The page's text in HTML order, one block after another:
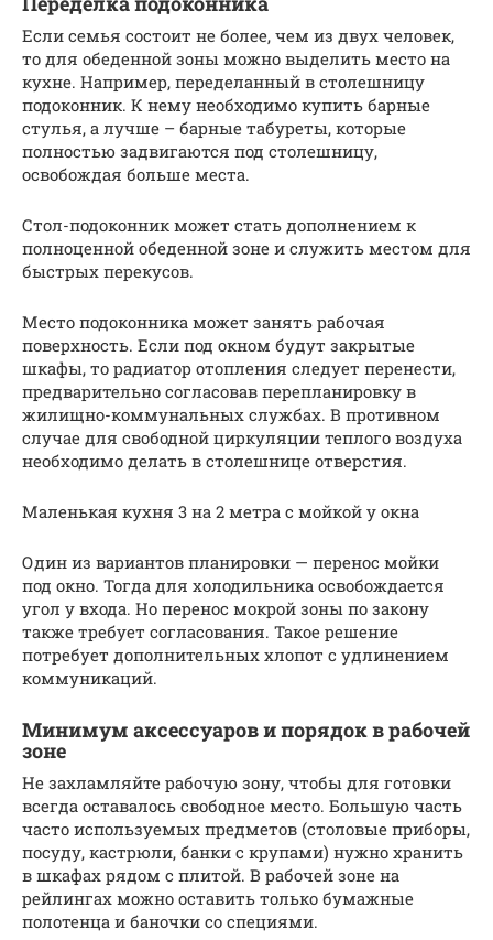
Если семья состоит не более, чем из двух человек,
то для обеденной зоны можно выделить место на
кухне. Например, переделанный в столешницу
подоконник. К нему необходимо купить барные
стулья, а лучше – барные табуреты, которые
полностью задвигаются под столешницу,
освобождая больше места.
Стол-подоконник может стать дополнением к
полноценной обеденной зоне и служить местом для
быстрых перекусов.
Место подоконника может занять рабочая
поверхность. Если под окном будут закрытые
шкафы, то радиатор отопления следует перенести,
предварительно согласовав перепланировку в
жилищно-коммунальных службах. В противном
случае для свободной циркуляции теплого воздуха
необходимо делать в столешнице отверстия.
Маленькая кухня 3 на 2 метра с мойкой у окна
Один из вариантов планировки — перенос мойки
под окно. Тогда для холодильника освобождается
угол у входа. Но перенос мокрой зоны по закону
также требует согласования. Такое решение
потребует дополнительных хлопот с удлинением
коммуникаций.
Минимум аксессуаров и порядок в рабочей
зоне
Не захламляйте рабочую зону, чтобы для готовки
всегда оставалось свободное место. Большую часть
часто используемых предметов (столовые приборы,
посуду, кастрюли, банки с крупами) нужно хранить
в шкафах рядом с плитой. В рабочей зоне на
рейлингах можно оставить только бумажные
полотенца и баночки со специями.